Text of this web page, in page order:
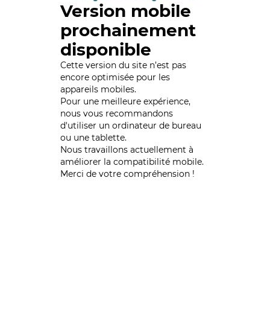
Version mobile
prochainement
disponible
Cette version du site n’est pas
encore optimisée pour les
appareils mobiles.
Pour une meilleure expérience,
nous vous recommandons
d'utiliser un ordinateur de bureau
ou une tablette.
Nous travaillons actuellement à
améliorer la compatibilité mobile.
Merci de votre compréhension !